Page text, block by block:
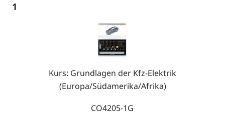
1
Kurs: Grundlagen der Kfz-Elektrik
(Europa/Südamerika/Afrika)
CO4205-1G